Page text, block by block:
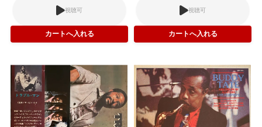
視聴可 視聴可